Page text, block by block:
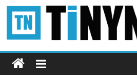
Passer
contenu
Tinynews
Le